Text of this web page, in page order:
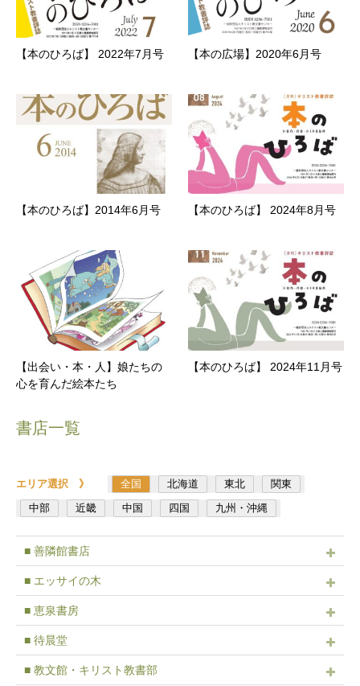
【本のひろば】 2022年7月号 【本の広場】2020年6月号
【本のひろば】2014年6月号 【本のひろば】 2024年8月号
【出会い・本・人】娘たちの
心を育んだ絵本たち
【本のひろば】 2024年11月号
書店一覧
エリア選択 》 全国 北海道 東北
関東
中部
近畿 中国 四国 九州・沖縄
■ 善隣館書店
■ エッサイの木
■ 恵泉書房
■ 待晨堂
■ 教文館・キリスト教書部